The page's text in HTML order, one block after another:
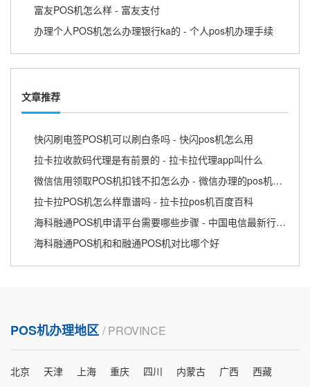
富友POS机怎么样 - 富友支付
办理个人POS机怎么办理银行ka的 - 个人pos机办理手续
文章推荐
快闪刷电签POS机可以刷白条吗 - 快闪pos机怎么用
拉卡拉收款码代理是有前景的 - 拉卡拉代理app叫什么
微信信用领取POS机扣钱不扣怎么办 - 微信办理的pos机可信吗
拉卡拉POS机怎么样靠谱吗 - 拉卡拉pos机百度百科
海科融通POS机申请平台需要哪些步骤 - 中国电信最新行业动态
海科融通POS机和和融通POS机对比哪个好
POS机办理地区 / PROVINCE
北京 天津 上海 重庆 四川 内蒙古 广西 西藏